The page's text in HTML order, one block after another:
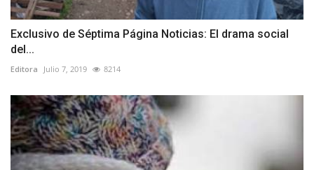
Exclusivo de Séptima Página Noticias: El drama social
del...
Editora Julio 7, 2019 8214